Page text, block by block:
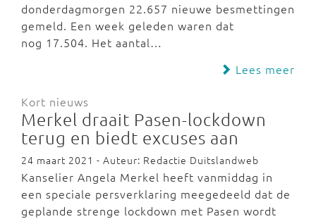
donderdagmorgen 22.657 nieuwe besmettingen
gemeld. Een week geleden waren dat
nog 17.504. Het aantal…
Lees meer
Kort nieuws
Merkel draait Pasen-lockdown
terug en biedt excuses aan
24 maart 2021 - Auteur: Redactie Duitslandweb
Kanselier Angela Merkel heeft vanmiddag in
een speciale persverklaring meegedeeld dat de
geplande strenge lockdown met Pasen wordt